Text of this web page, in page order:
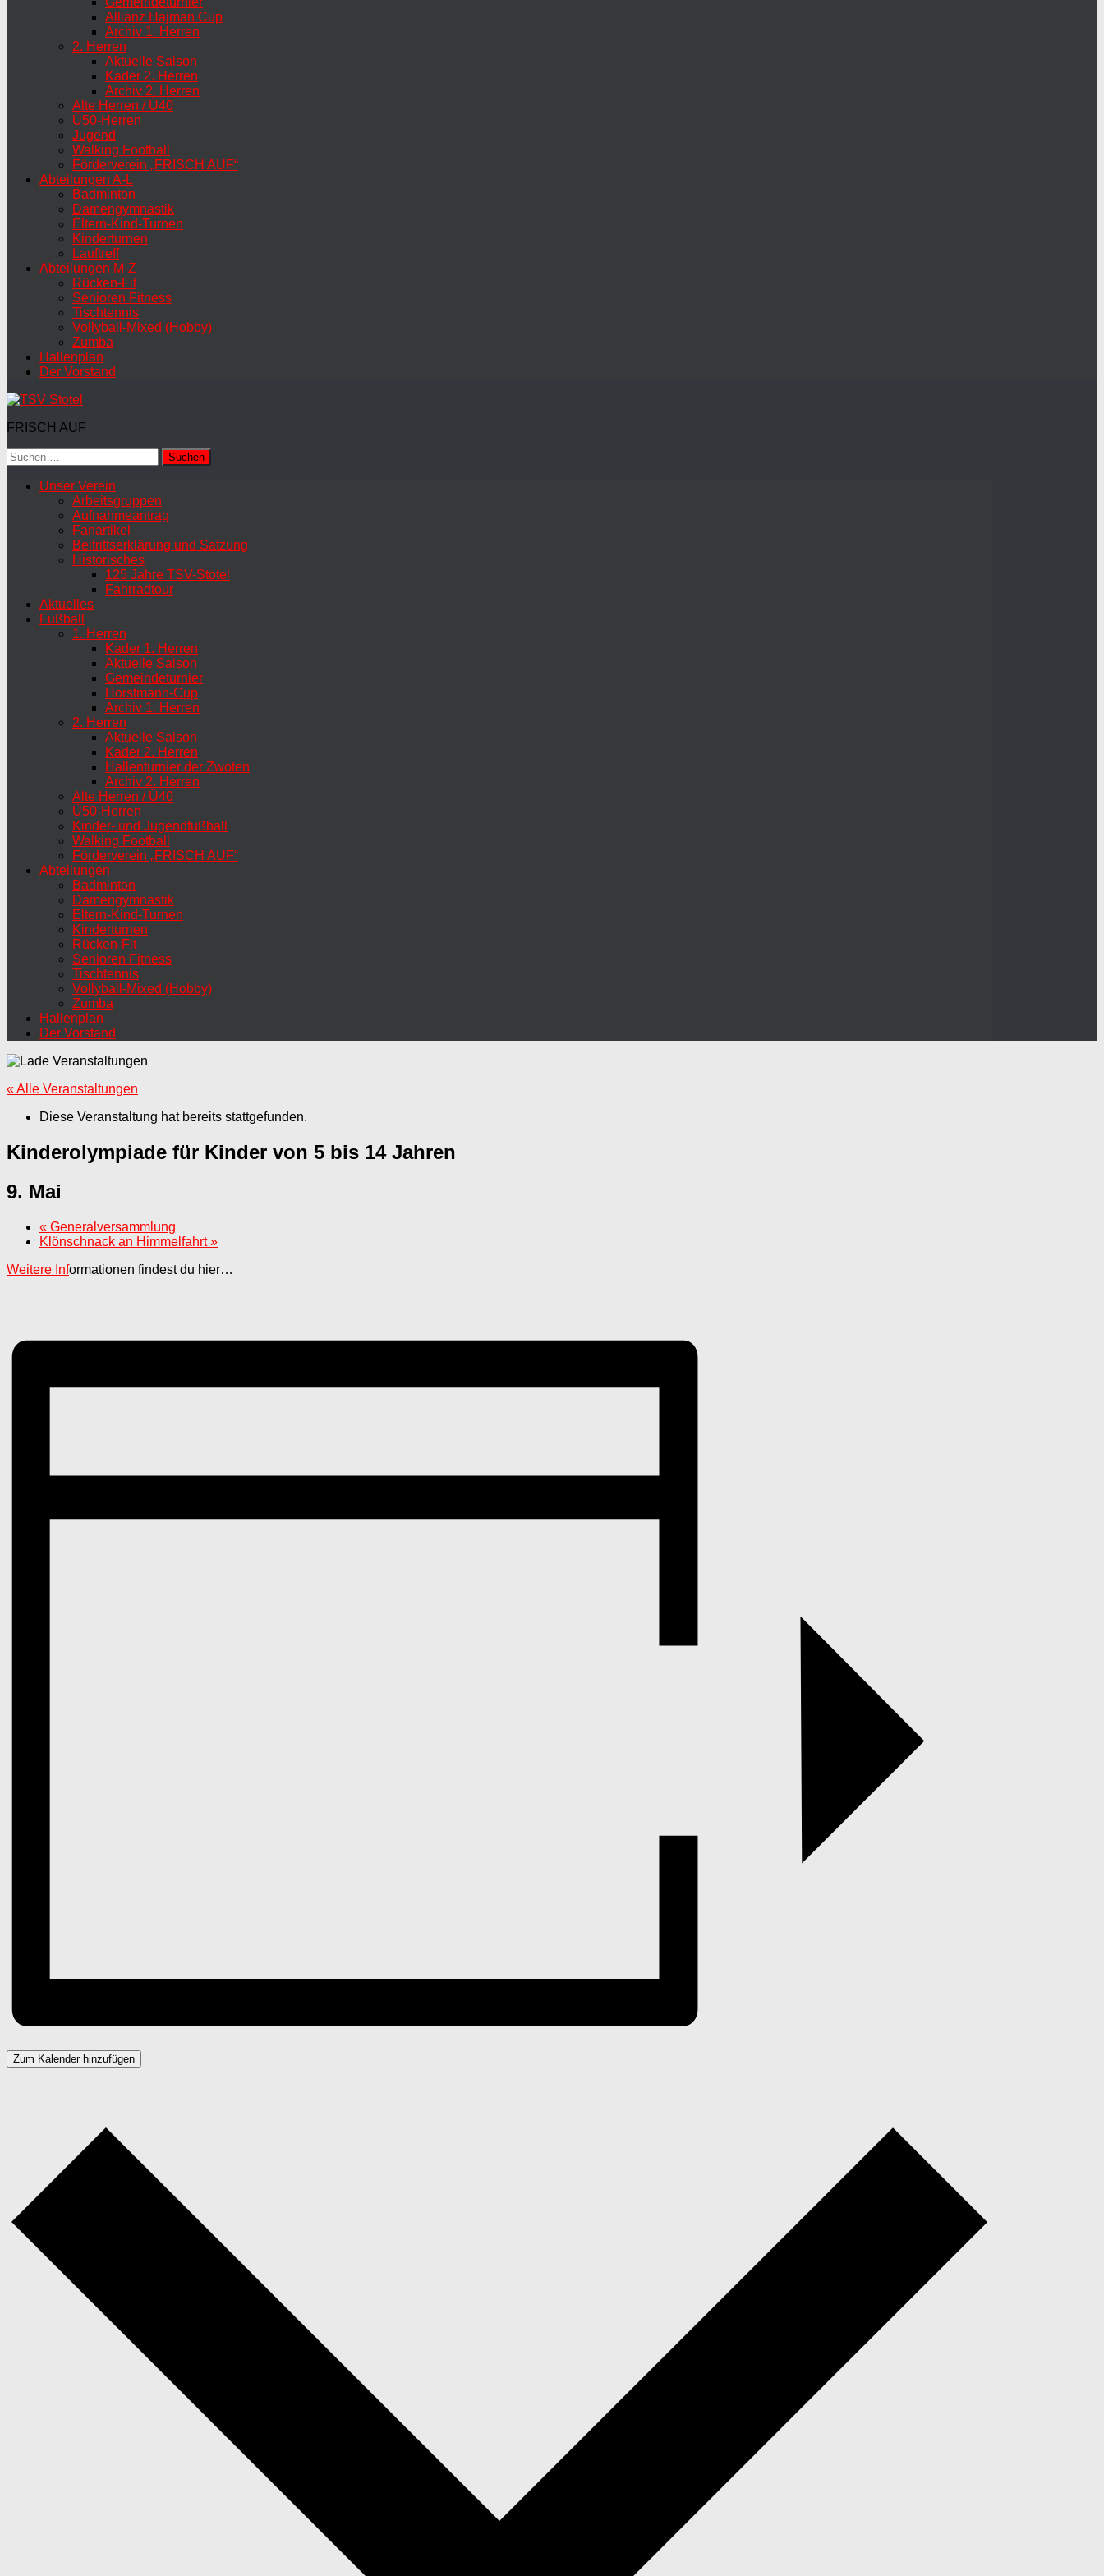
Allianz Hajman Cup
Archiv 1. Herren
2. Herren
Aktuelle Saison
Kader 2. Herren
Archiv 2. Herren
Alte Herren / Ü40
Ü50-Herren
Jugend
Walking Football
Förderverein „FRISCH AUF“
Abteilungen A-L
Badminton
Damengymnastik
Eltern-Kind-Turnen
Kinderturnen
Lauftreff
Abteilungen M-Z
Rücken-Fit
Senioren Fitness
Tischtennis
Vollyball-Mixed (Hobby)
Zumba
Hallenplan
Der Vorstand
FRISCH AUF
Suchen
nach:
Unser Verein
Arbeitsgruppen
Aufnahmeantrag
Fanartikel
Beitrittserklärung und Satzung
Historisches
125 Jahre TSV-Stotel
Fahrradtour
Aktuelles
Fußball
1. Herren
Kader 1. Herren
Aktuelle Saison
Gemeindeturnier
Horstmann-Cup
Archiv 1. Herren
2. Herren
Aktuelle Saison
Kader 2. Herren
Hallenturnier der Zwoten
Archiv 2. Herren
Alte Herren / Ü40
Ü50-Herren
Kinder- und Jugendfußball
Walking Football
Förderverein „FRISCH AUF“
Abteilungen
Badminton
Damengymnastik
Eltern-Kind-Turnen
Kinderturnen
Rücken-Fit
Senioren Fitness
Tischtennis
Vollyball-Mixed (Hobby)
Zumba
Hallenplan
Der Vorstand
« Alle Veranstaltungen
Diese Veranstaltung hat bereits stattgefunden.
Kinderolympiade für Kinder von 5 bis 14 Jahren
9. Mai
« Generalversammlung
Klönschnack an Himmelfahrt»
Weitere Informationen findest du hier…
Zum Kalender hinzufügen